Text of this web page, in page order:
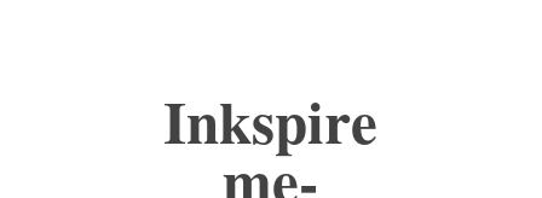
Inkspire
me-